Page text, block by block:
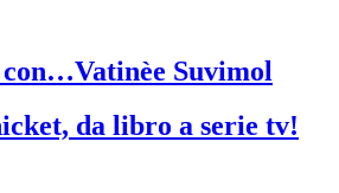
Suvimol
da libro a serie tv!